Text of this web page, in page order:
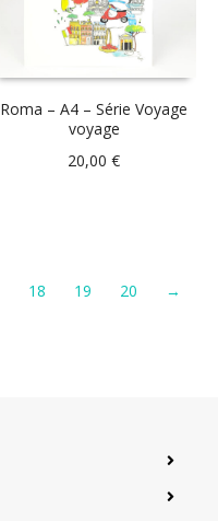
Roma – A4 – Série Voyage
voyage
20,00€
18 19 20 →